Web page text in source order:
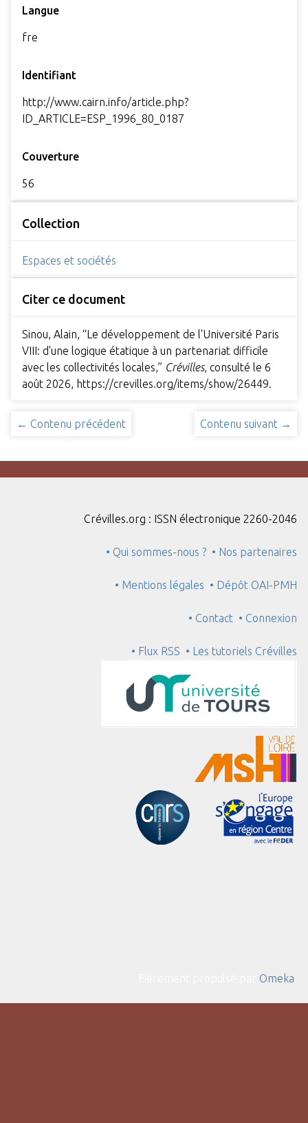
Langue
fre
Identifiant
http://www.cairn.info/article.php?
ID_ARTICLE=ESP_1996_80_0187
Couverture
56
Collection
Espaces et sociétés
Citer ce document
Sinou, Alain, “Le développement de l'Université Paris
VIII: d'une logique étatique à un partenariat difficile
avec les collectivités locales,” Crévilles, consulté le 6
août 2026, https://crevilles.org/items/show/26449.
← Contenu précédent Contenu suivant →
Crévilles.org : ISSN électronique 2260-2046
• Qui sommes-nous ? • Nos partenaires
• Mentions légales • Dépôt OAI-PMH
• Contact • Connexion
• Flux RSS • Les tutoriels Crévilles
Omeka